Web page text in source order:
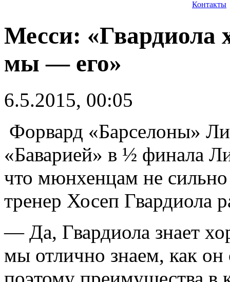
Контакты
Месси: «Гвардиола
мы — его»
6.5.2015, 00:05
Форвард «Барселоны»
«Баварией» в ½ финала
что мюнхенцам не
тренер Хосеп Гвардиола
— Да, Гвардиола знает
мы отлично знаем, как он